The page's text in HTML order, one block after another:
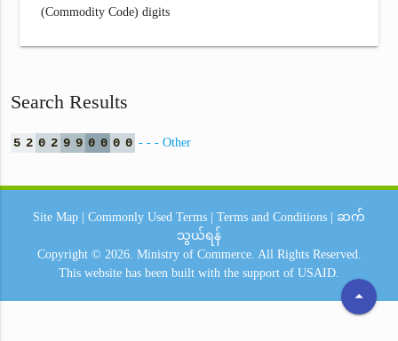
(Commodity Code) digits
Search Results
5 2 0 2 9 9 0 0 0 0 - - - Other
arrow_drop_up
Site Map Commonly Used Terms Terms and Conditions
ဆက်
သွယ်ရန်
Copyright © 2026. Ministry of Commerce. All Rights Reserved.
This website has been built with the support of USAID.